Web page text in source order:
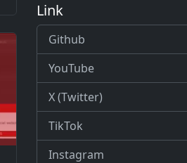
Link
Github
YouTube
X (Twitter)
TikTok
Instagram